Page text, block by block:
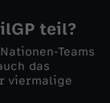
teil?
Teams
das
viermalige